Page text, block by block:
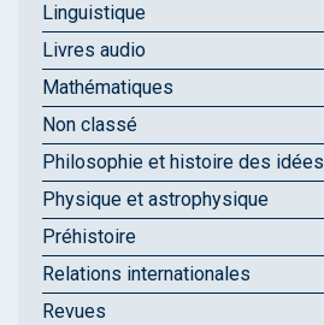
Linguistique
Livres audio
Mathématiques
Non classé
Philosophie et histoire des idées
Physique et astrophysique
Préhistoire
Relations internationales
Revues